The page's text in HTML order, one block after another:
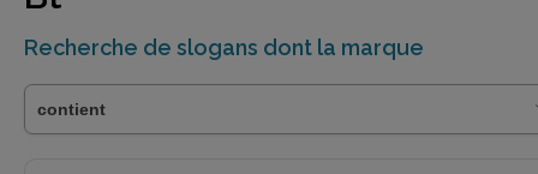
Recherche de slogans dont la marque